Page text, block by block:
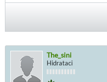
The_sini
Hidrataci